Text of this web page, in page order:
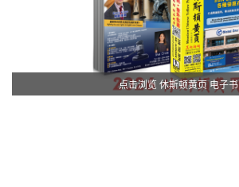
点击浏览 休斯顿黄页 电子书